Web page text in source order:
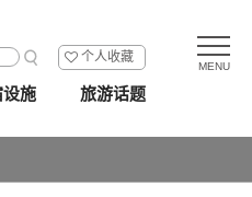
个人收藏
施 旅游话题